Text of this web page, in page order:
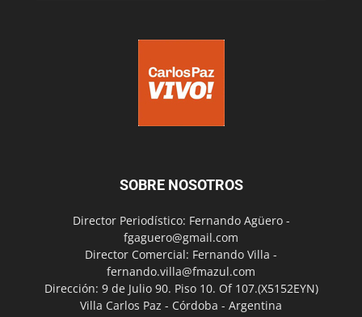
SOBRE NOSOTROS
Director Periodístico: Fernando Agüero -
fgaguero@gmail.com
Director Comercial: Fernando Villa -
fernando.villa@fmazul.com
Dirección: 9 de Julio 90. Piso 10. Of 107.(X5152EYN)
Villa Carlos Paz - Córdoba - Argentina